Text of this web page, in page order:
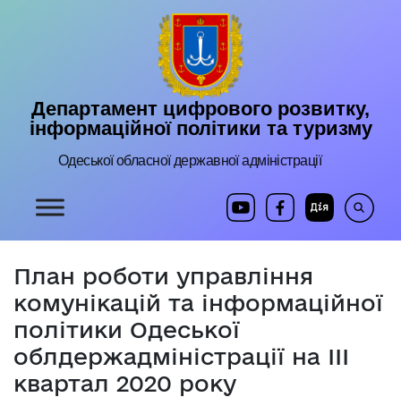
Департамент цифрового розвитку,
інформаційної політики та туризму
Одеської обласної державної адміністрації
План роботи управління
комунікацій та інформаційної
політики Одеської
облдержадміністрації на ІІІ
квартал 2020 року